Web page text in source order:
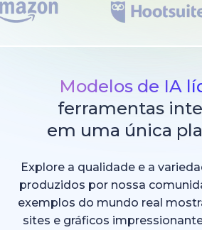
Modelos de IA
ferramentas
em uma única
Explore a qualidade e a
produzidos por nossa
exemplos do mundo real
sites e gráficos